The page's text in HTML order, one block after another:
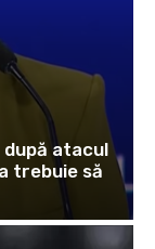
după atacul
trebuie să